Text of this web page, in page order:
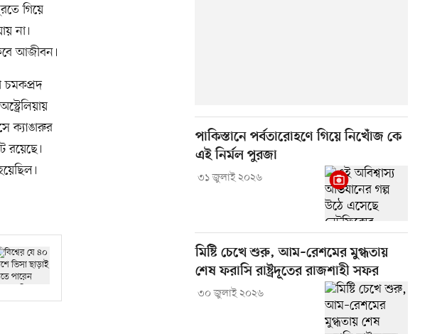
গিয়ে
না।
আজীবন।
চমকপ্রদ
ক্যাঙারুর
রয়েছে।
পাকিস্তানে পর্বতারোহণে গিয়ে নিখোঁজ কে
এই নির্মল পুরজা
৩১ জুলাই ২০২৬
মিষ্টি চেখে শুরু, আম–রেশমের মুগ্ধতায়
শেষ ফরাসি রাষ্ট্রদূতের রাজশাহী সফর
৩০ জুলাই ২০২৬